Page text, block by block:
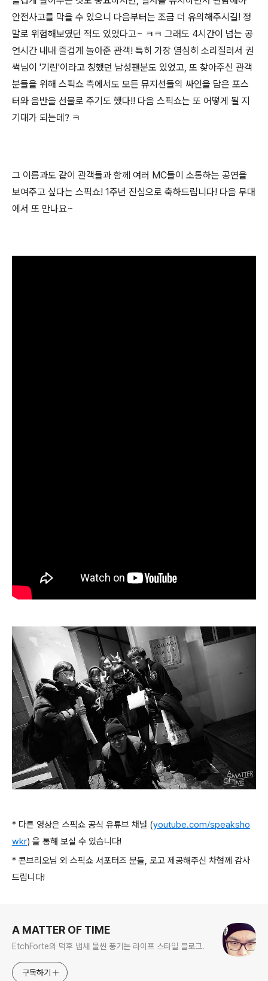
안전사고를 막을 수 있으니 다음부터는 조금 더 유의해주시길! 정
말로 위험해보였던 적도 있었다고~ ㅋㅋ 그래도 4시간이 넘는 공
연시간 내내 즐겁게 놀아준 관객! 특히 가장 열심히 소리질러서 권
썩님이 '기린'이라고 칭했던 남성팬분도 있었고, 또 찾아주신 관객
분들을 위해 스픽쇼 측에서도 모든 뮤지션들의 싸인을 담은 포스
터와 음반을 선물로 주기도 했다!! 다음 스픽쇼는 또 어떻게 될 지
기대가 되는데? ㅋ
그 이름과도 같이 관객들과 함께 여러 MC들이 소통하는 공연을
보여주고 싶다는 스픽쇼! 1주년 진심으로 축하드립니다! 다음 무대
에서 또 만나요~
* 다른 영상은 스픽쇼 공식 유튜브 채널 (youtube.com/speaksho
wkr) 을 통해 보실 수 있습니다!
* 콘브리오님 외 스픽쇼 서포터즈 분들, 로고 제공해주신 차형께 감사
드립니다!
A MATTER OF TIME
EtchForte의 덕후 냄새 물씬 풍기는 라이프 스타일 블로그.
구독하기